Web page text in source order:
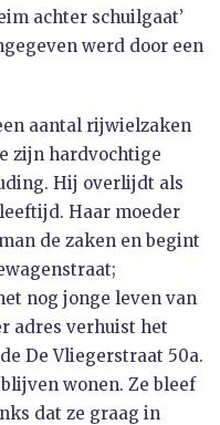
achter schuilgaat’
werd door een
aantal rijwielzaken
zijn hardvochtige
Hij overlijdt als
Haar moeder
de zaken en begint
nog jonge leven van
adres verhuist het
De Vliegerstraat 50a.
wonen. Ze bleef
dat ze graag in